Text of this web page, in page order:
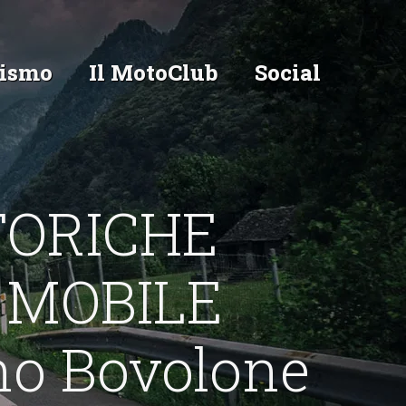
Il MotoClub Social
Bovolone